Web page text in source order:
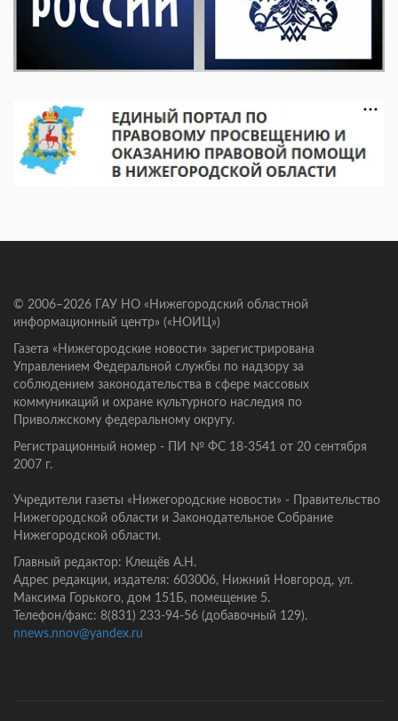
© 2006–2026 ГАУ НО «Нижегородский областной
информационный центр» («НОИЦ»)
Газета «Нижегородские новости» зарегистрирована
Управлением Федеральной службы по надзору за
соблюдением законодательства в сфере массовых
коммуникаций и охране культурного наследия по
Приволжскому федеральному округу.
Регистрационный номер - ПИ № ФС 18-3541 от 20 сентября
2007 г.
Учредители газеты «Нижегородские новости» - Правительство
Нижегородской области и Законодательное Собрание
Нижегородской области.
Главный редактор: Клещёв А.Н.
Адрес редакции, издателя: 603006, Нижний Новгород, ул.
Максима Горького, дом 151Б, помещение 5.
Телефон/факс: 8(831) 233-94-56 (добавочный 129).
nnews.nnov@yandex.ru